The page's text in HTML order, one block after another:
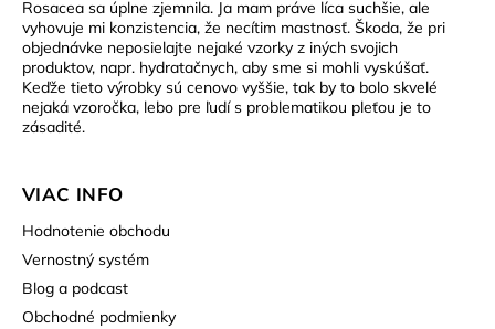
Rosacea sa úplne zjemnila. Ja mam práve líca suchšie, ale
vyhovuje mi konzistencia, že necítim mastnosť. Škoda, že pri
objednávke neposielajte nejaké vzorky z iných svojich
produktov, napr. hydratačnych, aby sme si mohli vyskúšať.
Keďže tieto výrobky sú cenovo vyššie, tak by to bolo skvelé
nejaká vzoročka, lebo pre ľudí s problematikou pleťou je to
zásadité.
VIAC INFO
Hodnotenie obchodu
Vernostný systém
Blog a podcast
Obchodné podmienky